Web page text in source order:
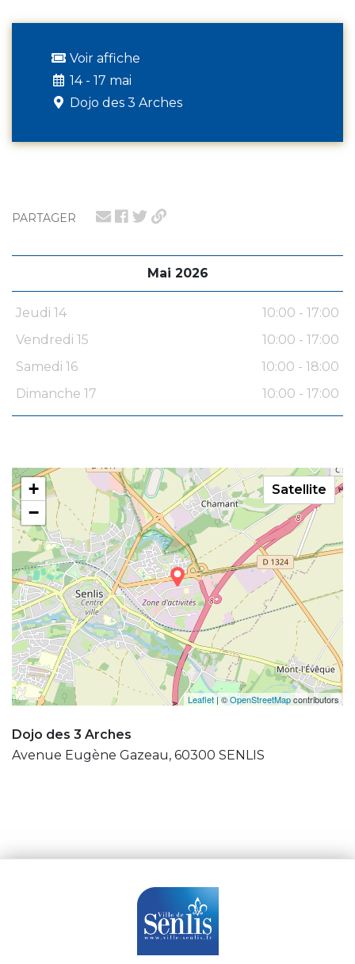
PARTAGER
Mai 2026
Jeudi 14
10:00 - 17:00
Vendredi 15
10:00 - 17:00
Samedi 16
10:00 - 18:00
Dimanche 17
10:00 - 17:00
+
−
Leaflet| ©OpenStreetMapcontributors
Satellite
Dojo des 3 Arches
Avenue Eugène Gazeau, 60300 SENLIS
Voir affiche
14 - 17 mai
Dojo des 3 Arches